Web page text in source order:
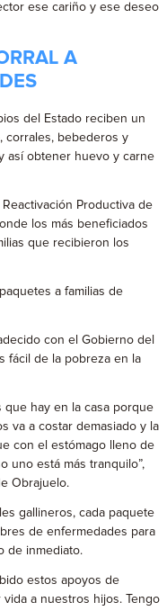
ese cariño y ese deseo
A
del Estado reciben un
corrales, bebederos y
así obtener huevo y carne
Productiva de
los más beneficiados
que recibieron los
a familias de
con el Gobierno del
fácil de la pobreza en la
que hay en la casa porque
va a costar demasiado y la
con el estómago lleno de
uno está más tranquilo”,
Obrajuelo.
gallineros, cada paquete
de enfermedades para
de inmediato.
estos apoyos de
a nuestros hijos. Tengo